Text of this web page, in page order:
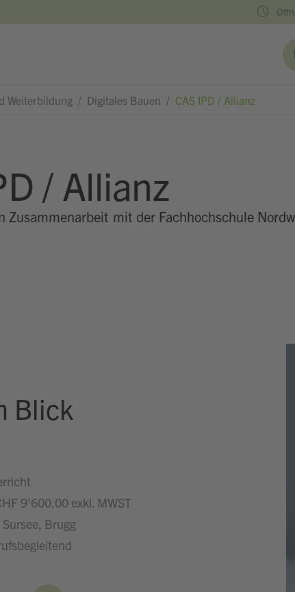
Weiterbildung / Digitales Bauen / CAS IPD / Allianz
/ Allianz
Zusammenarbeit mit der Fachhochschule
Blick
9’600.00 exkl. MWST
Sursee, Brugg